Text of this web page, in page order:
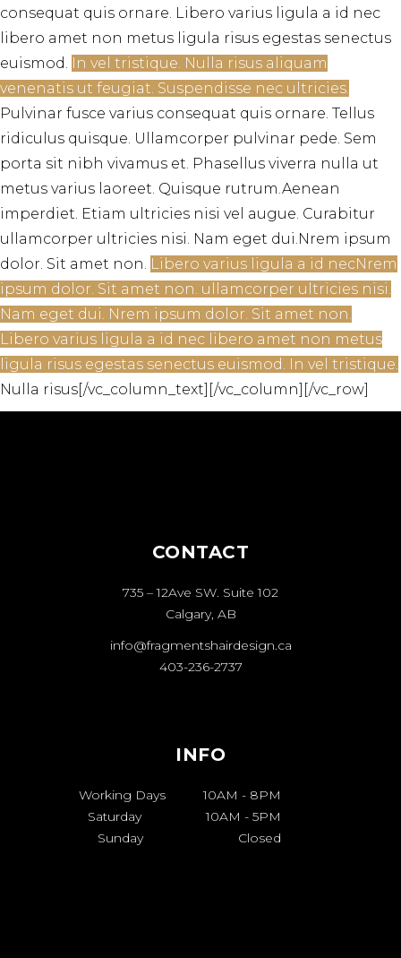
consequat quis ornare. Libero varius ligula a id nec
libero amet non metus ligula risus egestas senectus
euismod. In vel tristique. Nulla risus aliquam
venenatis ut feugiat. Suspendisse nec ultricies.
Pulvinar fusce varius consequat quis ornare. Tellus
ridiculus quisque. Ullamcorper pulvinar pede. Sem
porta sit nibh vivamus et. Phasellus viverra nulla ut
metus varius laoreet. Quisque rutrum.Aenean
imperdiet. Etiam ultricies nisi vel augue. Curabitur
ullamcorper ultricies nisi. Nam eget dui.Nrem ipsum
dolor. Sit amet non. Libero varius ligula a id necNrem
ipsum dolor. Sit amet non. ullamcorper ultricies nisi.
Nam eget dui. Nrem ipsum dolor. Sit amet non.
Libero varius ligula a id nec libero amet non metus
ligula risus egestas senectus euismod. In vel tristique.
Nulla risus[/vc_column_text][/vc_column][/vc_row]
CONTACT
735 – 12Ave SW. Suite 102
Calgary, AB
info@fragmentshairdesign.ca
403-236-2737
INFO
Working Days 10AM - 8PM
Saturday
10AM - 5PM
Sunday
Closed